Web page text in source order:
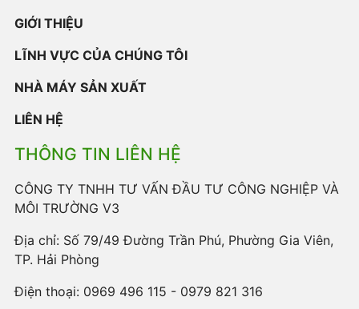
GIỚI THIỆU
LĨNH VỰC CỦA CHÚNG TÔI
NHÀ MÁY SẢN XUẤT
LIÊN HỆ
THÔNG TIN LIÊN HỆ
CÔNG TY TNHH TƯ VẤN ĐẦU TƯ CÔNG NGHIỆP VÀ
MÔI TRƯỜNG V3
Địa chỉ: Số 79/49 Đường Trần Phú, Phường Gia Viên,
TP. Hải Phòng
Điện thoại: 0969 496 115 - 0979 821 316